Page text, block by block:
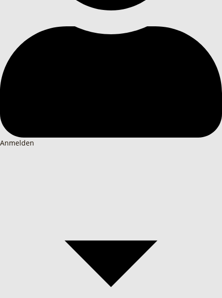
Anmelden